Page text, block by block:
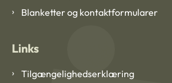
Blanketter og kontaktformularer
Links
Tilgængelighedserklæring